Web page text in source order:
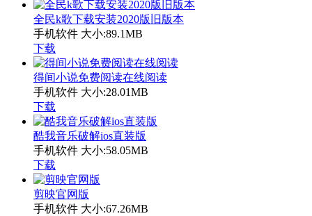
全民k歌下载安装2020版旧版本
手机软件 大小:89.1MB
下载
得间小说免费阅读在线阅读
手机软件 大小:28.01MB
下载
酷我音乐破解ios直装版
手机软件 大小:58.05MB
下载
剪映官网版
手机软件 大小:67.26MB